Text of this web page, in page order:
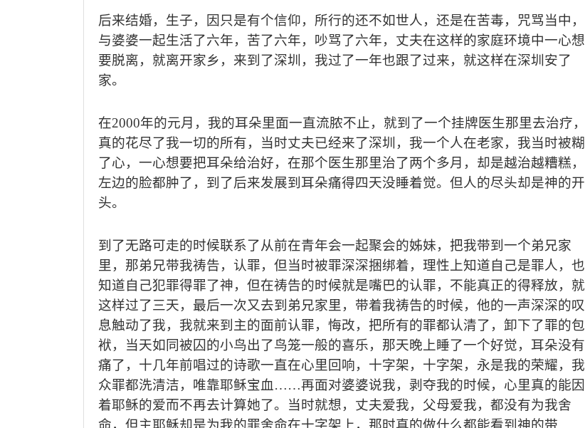
后来结婚，生子，因只是有个信仰，所行的还不如世人，还是在苦毒，咒骂当中，
与婆婆一起生活了六年，苦了六年，吵骂了六年，丈夫在这样的家庭环境中一心想
要脱离，就离开家乡，来到了深圳，我过了一年也跟了过来，就这样在深圳安了
家。
在2000年的元月，我的耳朵里面一直流脓不止，就到了一个挂牌医生那里去治疗，
真的花尽了我一切的所有，当时丈夫已经来了深圳，我一个人在老家，我当时被糊
了心，一心想要把耳朵给治好，在那个医生那里治了两个多月，却是越治越糟糕，
左边的脸都肿了，到了后来发展到耳朵痛得四天没睡着觉。但人的尽头却是神的开
头。
到了无路可走的时候联系了从前在青年会一起聚会的姊妹，把我带到一个弟兄家
里，那弟兄带我祷告，认罪，但当时被罪深深捆绑着，理性上知道自己是罪人，也
知道自己犯罪得罪了神，但在祷告的时候就是嘴巴的认罪，不能真正的得释放，就
这样过了三天，最后一次又去到弟兄家里，带着我祷告的时候，他的一声深深的叹
息触动了我，我就来到主的面前认罪，悔改，把所有的罪都认清了，卸下了罪的包
袱，当天如同被囚的小鸟出了鸟笼一般的喜乐，那天晚上睡了一个好觉，耳朵没有
痛了，十几年前唱过的诗歌一直在心里回响，十字架，十字架，永是我的荣耀，我
众罪都洗清洁，唯靠耶稣宝血……再面对婆婆说我，剥夺我的时候，心里真的能因
着耶稣的爱而不再去计算她了。当时就想，丈夫爱我，父母爱我，都没有为我舍
命，但主耶稣却是为我的罪舍命在十字架上，那时真的做什么都能看到神的带